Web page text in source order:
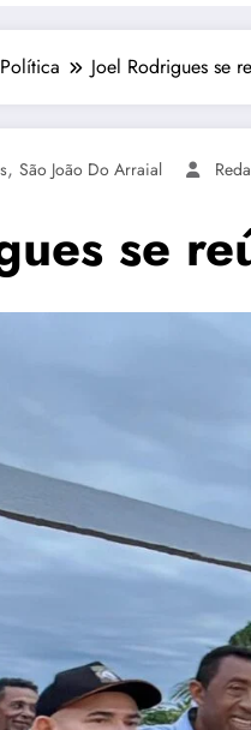
Política Joel Rodrigues se
, São João Do Arraial
se